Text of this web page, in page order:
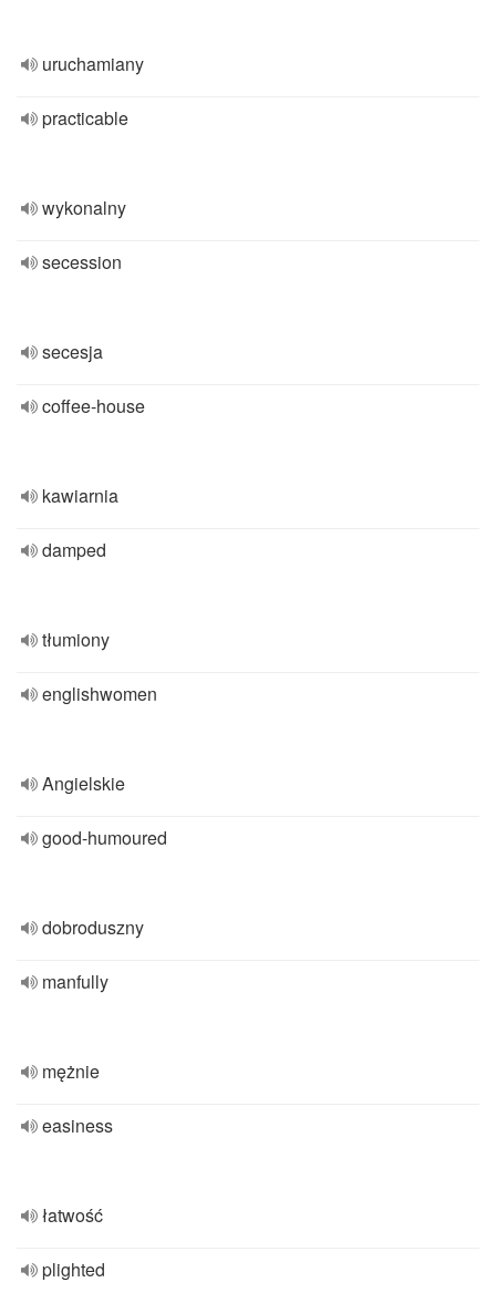
uruchamiany
practicable
wykonalny
secession
secesja
coffee-house
kawiarnia
damped
tłumiony
englishwomen
Angielskie
good-humoured
dobroduszny
manfully
mężnie
easiness
łatwość
plighted